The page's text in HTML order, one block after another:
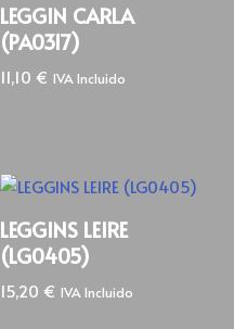
LEGGIN CARLA
(PA0317)
11,10€ IVA Incluido
LEGGINS LEIRE
(LG0405)
15,20€ IVA Incluido